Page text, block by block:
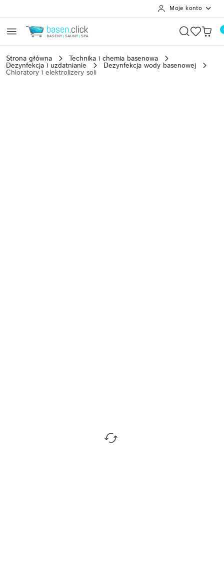
Moje konto
Strona główna Technika i chemia basenowa
Dezynfekcja i uzdatnianie Dezynfekcja wody basenowej
Chloratory i elektrolizery soli